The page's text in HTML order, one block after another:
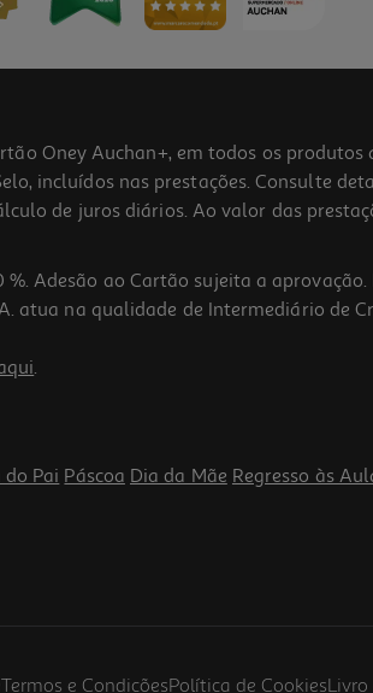
Oney Auchan+, em todos os
incluídos nas prestações. Consulte
de juros diários. Ao valor das
Adesão ao Cartão sujeita a
atua na qualidade de Intermediário de
.
do Pai Páscoa Dia da Mãe Regresso às
Termos e CondiçõesPolítica de CookiesLivro